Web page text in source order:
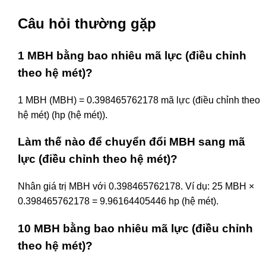
Câu hỏi thường gặp
1 MBH bằng bao nhiêu mã lực (điều chỉnh
theo hệ mét)?
1 MBH (MBH) = 0.398465762178 mã lực (điều chỉnh theo
hệ mét) (hp (hệ mét)).
Làm thế nào để chuyển đổi MBH sang mã
lực (điều chỉnh theo hệ mét)?
Nhân giá trị MBH với 0.398465762178. Ví dụ: 25 MBH ×
0.398465762178 = 9.96164405446 hp (hệ mét).
10 MBH bằng bao nhiêu mã lực (điều chỉnh
theo hệ mét)?